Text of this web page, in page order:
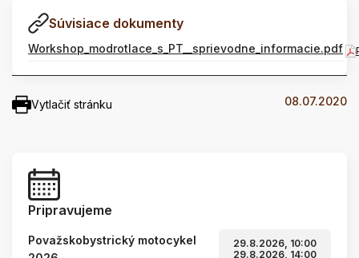
Súvisiace dokumenty
Workshop_modrotlace_s_PT__sprievodne_informacie.pdf
Vytlačiť stránku 08.07.2020
Pripravujeme
Považskobystrický motocykel
29.8.2026, 10:00
29.8.2026, 14:00